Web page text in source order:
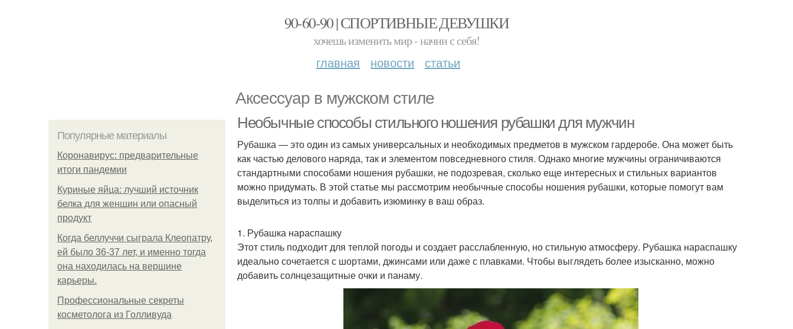
90-60-90 | СПОРТИВНЫЕ ДЕВУШКИ
хочешь изменить мир - начни с себя!
главная новости статьи
Аксессуар в мужском стиле
Популярные материалы
Коронавирус: предварительные
итоги пандемии
Куриные яйца: лучший источник
белка для женщин или опасный
продукт
Когда беллуччи сыграла Клеопатру,
ей было 36-37 лет, и именно тогда
она находилась на вершине
карьеры.
Профессиональные секреты
косметолога из Голливуда
Необычные способы стильного ношения рубашки для мужчин
Рубашка — это один из самых универсальных и необходимых предметов в мужском гардеробе. Она может быть
как частью делового наряда, так и элементом повседневного стиля. Однако многие мужчины ограничиваются
стандартными способами ношения рубашки, не подозревая, сколько еще интересных и стильных вариантов
можно придумать. В этой статье мы рассмотрим необычные способы ношения рубашки, которые помогут вам
выделиться из толпы и добавить изюминку в ваш образ.
1. Рубашка нараспашку
Этот стиль подходит для теплой погоды и создает расслабленную, но стильную атмосферу. Рубашка нараспашку
идеально сочетается с шортами, джинсами или даже с плавками. Чтобы выглядеть более изысканно, можно
добавить солнцезащитные очки и панаму.